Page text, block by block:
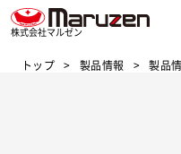
株式会社マルゼン
トップ 製品情報 製品